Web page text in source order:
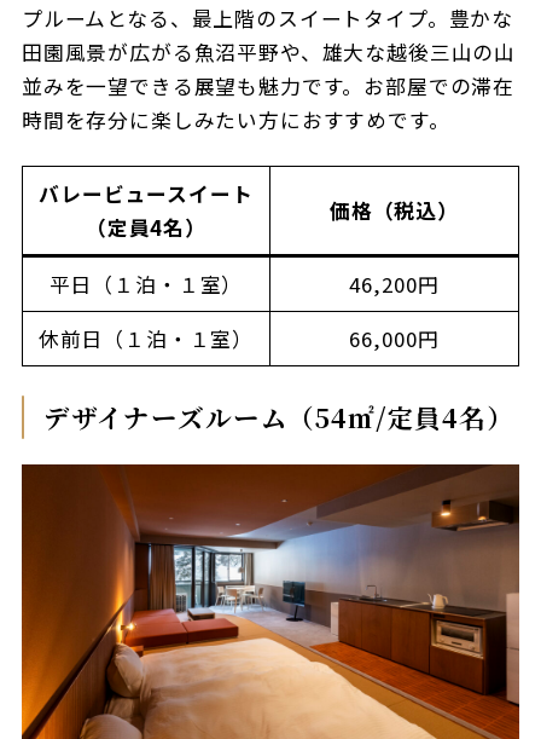
プルームとなる、最上階のスイートタイプ。豊かな
田園風景が広がる魚沼平野や、雄大な越後三山の山
並みを一望できる展望も魅力です。お部屋での滞在
時間を存分に楽しみたい方におすすめです。
バレービュースイート
（定員4名）
価格（税込）
平日（１泊・１室）
46,200円
休前日（１泊・１室）
66,000円
デザイナーズルーム（54㎡/定員4名）